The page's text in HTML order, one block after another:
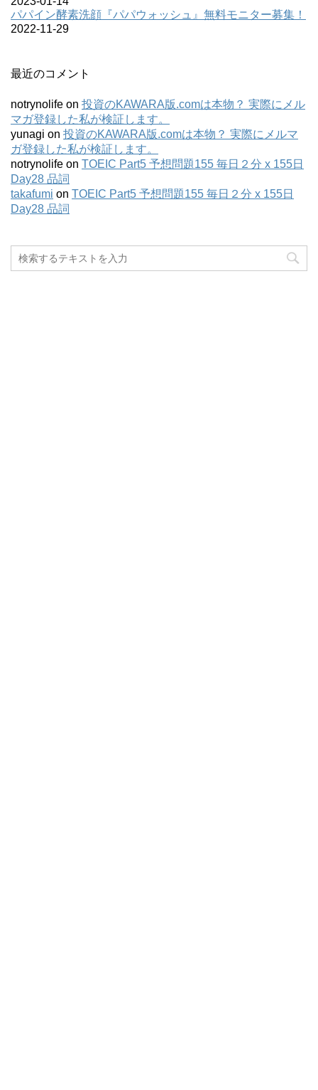
パパイン酵素洗顔『パパウォッシュ』無料モニター募集！
2022-11-29
最近のコメント
notrynolife on 投資のKAWARA版.comは本物？ 実際にメル
マガ登録した私が検証します。
yunagi on 投資のKAWARA版.comは本物？ 実際にメルマ
ガ登録した私が検証します。
notrynolife on TOEIC Part5 予想問題155 毎日２分 x 155日
Day28 品詞
takafumi on TOEIC Part5 予想問題155 毎日２分 x 155日
Day28 品詞